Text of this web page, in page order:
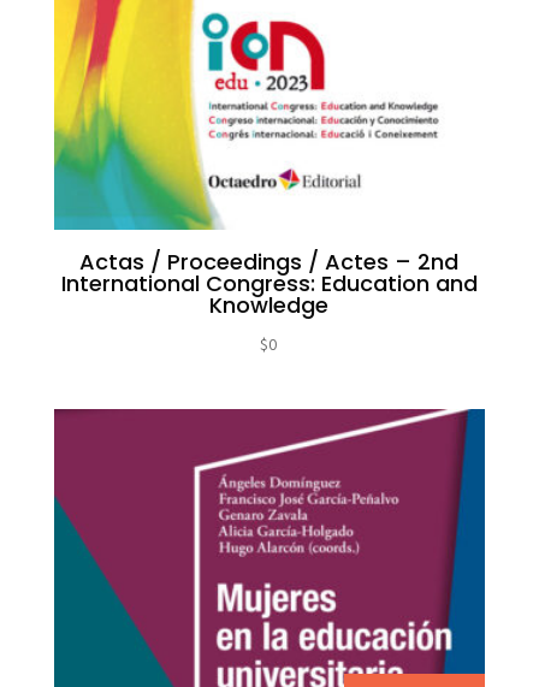
Actas / Proceedings / Actes – 2nd
International Congress: Education and
Knowledge
$0